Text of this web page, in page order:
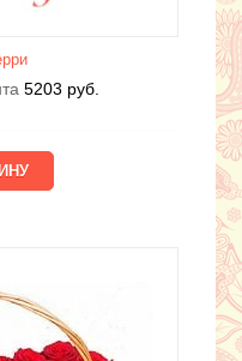
5203 руб.